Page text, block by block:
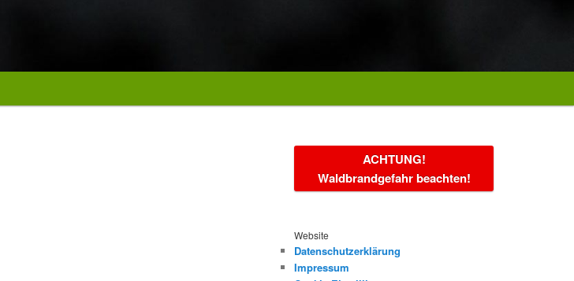
ACHTUNG!
Waldbrandgefahr beachten!
Website
Datenschutzerklärung
Impressum